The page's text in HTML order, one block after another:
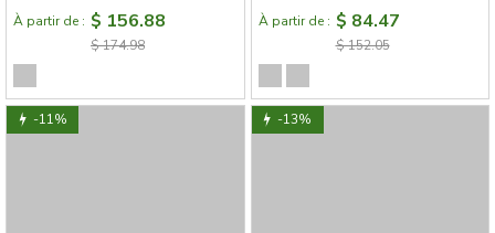
À partir de : $ 156.88
$ 174.98
de lapin, Deux Couleurs
Disponibles
À partir de : $ 84.47
$ 152.05
-11% -13%